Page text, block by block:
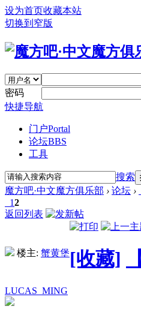
设为首页收藏本站
切换到窄版
密码
快捷导航
门户Portal
论坛BBS
工具
搜索
魔方吧·中文魔方俱乐部 › 论坛 ›
12
返回列表
楼主: 蟹黄堡[收藏]
LUCAS_MING